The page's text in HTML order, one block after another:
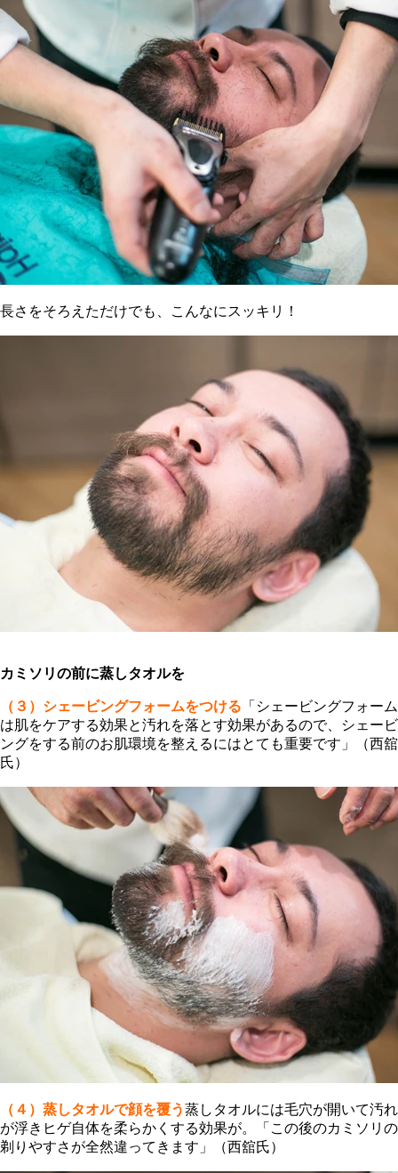
長さをそろえただけでも、こんなにスッキリ！
カミソリの前に蒸しタオルを
（３）シェービングフォームをつける 「シェービングフォーム
は肌をケアする効果と汚れを落とす効果があるので、シェービ
ングをする前のお肌環境を整えるにはとても重要です」（西舘
氏）
（４）蒸しタオルで顔を覆う蒸しタオルには毛穴が開いて汚れ
が浮きヒゲ自体を柔らかくする効果が。「この後のカミソリの
剃りやすさが全然違ってきます」（西舘氏）